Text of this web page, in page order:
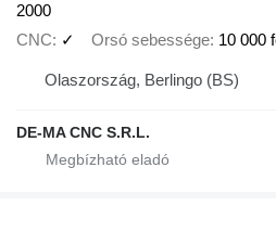
2000
CNC
✓ Orsó sebessége 10 000
Olaszország, Berlingo (BS)
DE-MA CNC S.R.L.